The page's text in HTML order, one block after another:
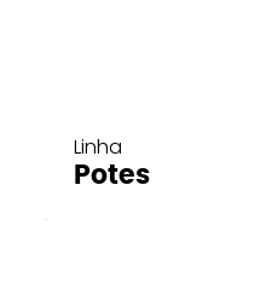
Linha
Potes